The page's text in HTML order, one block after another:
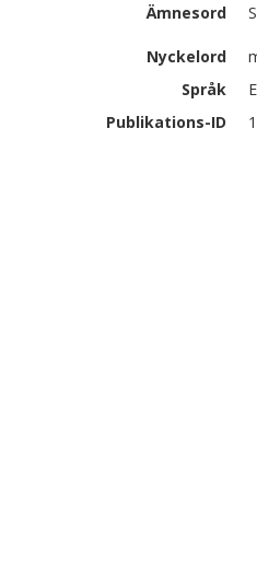
Ämnesord
Nyckelord
Språk
Publikations-ID